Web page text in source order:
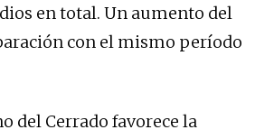
en total. Un aumento del
con el mismo período
del Cerrado favorece la